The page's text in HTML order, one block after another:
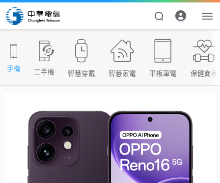
資費合約
帳單繳費
手機 二手機 智慧穿戴 智慧家電 平板筆電 保健商品